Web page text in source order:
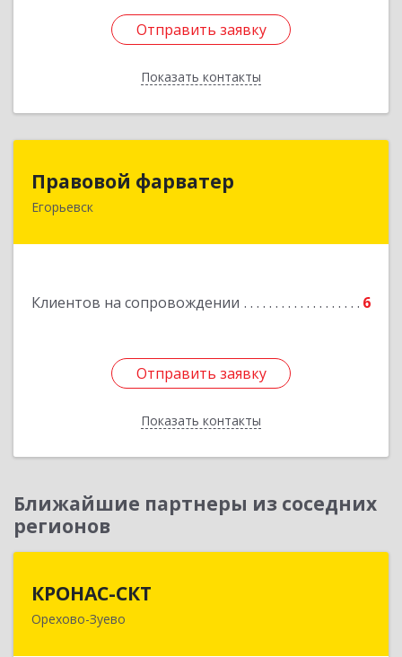
Отправить заявку
Показать контакты
Отправить заявку
Назад
Правовой фарватер
Егорьевск
Клиентов на сопровождении 6
Отправить заявку
Показать контакты
Отправить заявку
Назад
Ближайшие партнеры из соседних
регионов
КРОНАС-СКТ
Орехово-Зуево
142600, Московская обл, Орехово-Зуево г,